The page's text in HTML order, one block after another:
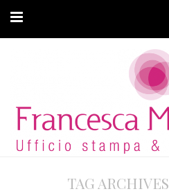
ARTICOLI
MODA ADATTIVA
CONTATTITAG ARCHIVES